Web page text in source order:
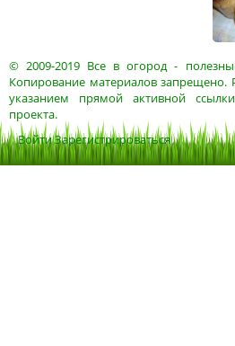
© 2009-2019 Все в огород-
Копирование материалов запрещено.
указанием прямой активной
проекта.
ВойтиЗарегистрироваться